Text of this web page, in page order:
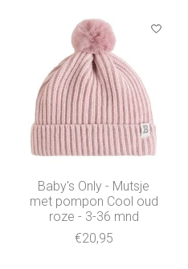
Baby's Only - Mutsje
met pompon Cool oud
roze - 3-36 mnd
€20,95